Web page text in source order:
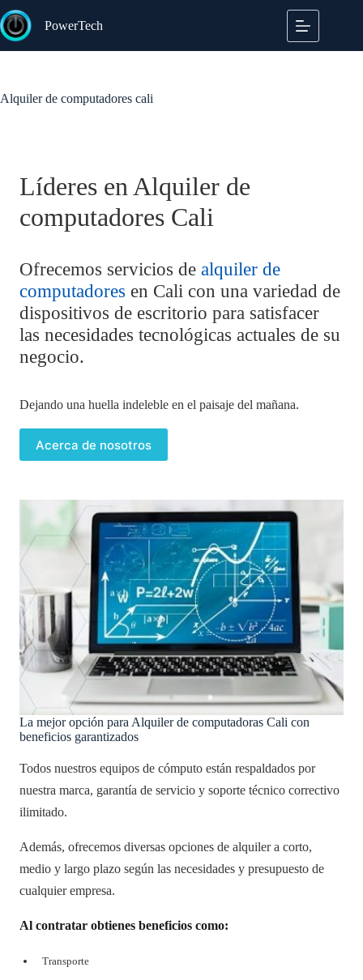
al
contenido
PowerTech
Alquiler de computadores cali
Líderes en Alquiler de
computadores Cali
Ofrecemos servicios de alquiler de
computadores en Cali con una variedad de
dispositivos de escritorio para satisfacer
las necesidades tecnológicas actuales de su
negocio.
Dejando una huella indeleble en el paisaje del mañana.
Acerca de nosotros
La mejor opción para Alquiler de computadoras Cali con
beneficios garantizados
Todos nuestros equipos de cómputo están respaldados por
nuestra marca, garantía de servicio y soporte técnico correctivo
ilimitado.
Además, ofrecemos diversas opciones de alquiler a corto,
medio y largo plazo según las necesidades y presupuesto de
cualquier empresa.
Al contratar obtienes beneficios como:
Transporte